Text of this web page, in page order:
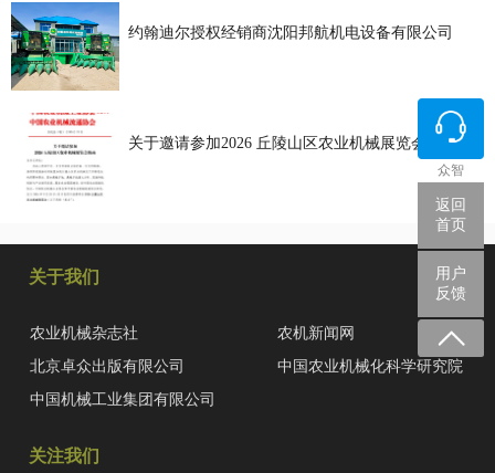
约翰迪尔授权经销商沈阳邦航机电设备有限公司
关于邀请参加2026 丘陵山区农业机械展览会的函
众智
返回
首页
用户
反馈
关于我们
农业机械杂志社
农机新闻网
北京卓众出版有限公司
中国农业机械化科学研究院
中国机械工业集团有限公司
关注我们